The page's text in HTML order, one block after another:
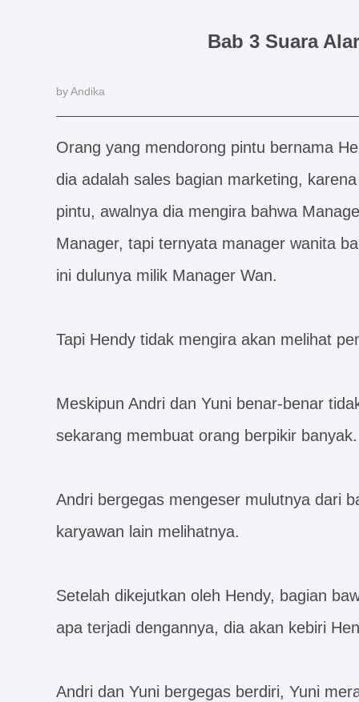
Bab 3 Suara
by Andika
Orang yang mendorong pintu bernama
dia adalah sales bagian marketing,
pintu, awalnya dia mengira bahwa
Manager, tapi ternyata manager wanita
ini dulunya milik Manager Wan.
Tapi Hendy tidak mengira akan melihat
Meskipun Andri dan Yuni benar-benar
sekarang membuat orang berpikir banyak.
Andri bergegas mengeser mulutnya dari
karyawan lain melihatnya.
Setelah dikejutkan oleh Hendy, bagian
apa terjadi dengannya, dia akan kebiri
Andri dan Yuni bergegas berdiri, Yuni